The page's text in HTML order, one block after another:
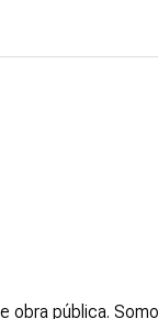
obra pública.